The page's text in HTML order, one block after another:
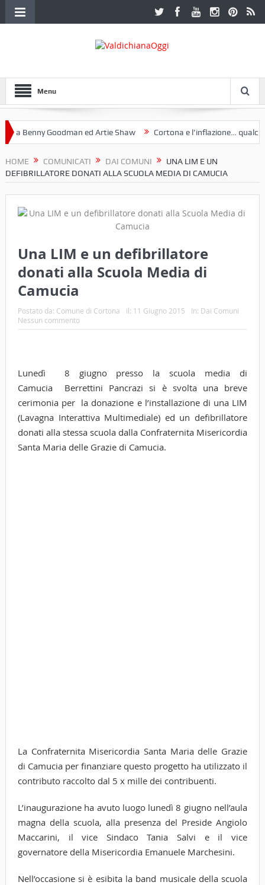
Menu
a Benny Goodman ed Artie Shaw Cortona e l’inflazione… qualche
HOME COMUNICATI DAI COMUNI
UNA LIM E UN
DEFIBRILLATORE DONATI ALLA SCUOLA MEDIA DI CAMUCIA
Una LIM e un defibrillatore
donati alla Scuola Media di
Camucia
Postato da: Comune di Cortona il: 11 Giugno 2015 In: Dai Comuni
Nessun commento
Lunedì 8 giugno presso la scuola media di
Camucia Berrettini Pancrazi si è svolta una breve
cerimonia per la donazione e l’installazione di una LIM
(Lavagna Interattiva Multimediale) ed un defibrillatore
donati alla stessa scuola dalla Confraternita Misericordia
Santa Maria delle Grazie di Camucia.
La Confraternita Misericordia Santa Maria delle Grazie
di Camucia per finanziare questo progetto ha utilizzato il
contributo raccolto dal 5 x mille dei contribuenti.
L’inaugurazione ha avuto luogo lunedì 8 giugno nell’aula
magna della scuola, alla presenza del Preside Angiolo
Maccarini, il vice Sindaco Tania Salvi e il vice
governatore della Misericordia Emanuele Marchesini.
Nell’occasione si è esibita la band musicale della scuola